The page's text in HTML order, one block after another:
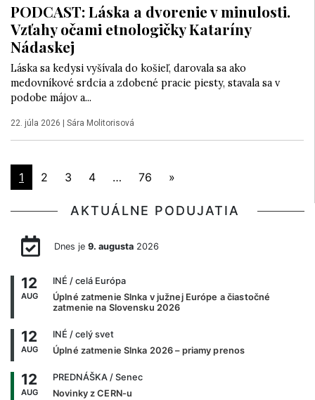
PODCAST: Láska a dvorenie v minulosti.
Vzťahy očami etnologičky Kataríny
Nádaskej
Láska sa kedysi vyšívala do košieľ, darovala sa ako
medovníkové srdcia a zdobené pracie piesty, stavala sa v
podobe májov a...
22. júla 2026 | Sára Molitorisová
1 2 3 4 … 76 »
AKTUÁLNE PODUJATIA
Dnes je 9. augusta2026
12
AUG
INÉ / celá Európa
Úplné zatmenie Slnka v južnej Európe a čiastočné
zatmenie na Slovensku 2026
12
AUG
INÉ / celý svet
Úplné zatmenie Slnka 2026 – priamy prenos
12
AUG
PREDNÁŠKA / Senec
Novinky z CERN-u